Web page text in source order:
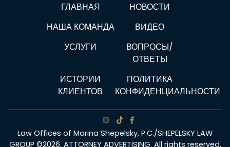
ГЛАВНАЯ
НОВОСТИ
НАША КОМАНДА
ВИДЕО
УСЛУГИ
ВОПРОСЫ/
ОТВЕТЫ
ИСТОРИИ
КЛИЕНТОВ
ПОЛИТИКА
КОНФИДЕНЦИАЛЬНОСТИ
Law Offices of Marina Shepelsky, P.C./SHEPELSKY LAW
GROUP ©2026. ATTORNEY ADVERTISING. All rights reserved.